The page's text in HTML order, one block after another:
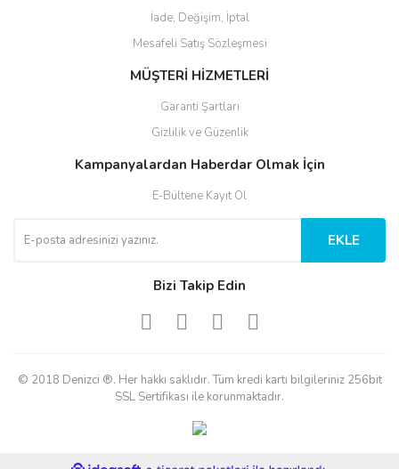
İade, Değişim, İptal
Mesafeli Satış Sözleşmesi
MÜŞTERİ HİZMETLERİ
Garanti Şartları
Gizlilik ve Güzenlik
Kampanyalardan Haberdar Olmak İçin
E-Bültene Kayıt Ol
EKLE
Bizi Takip Edin
© 2018 Denizci ®. Her hakkı saklıdır. Tüm kredi kartı bilgileriniz 256bit
SSL Sertifikası ile korunmaktadır.